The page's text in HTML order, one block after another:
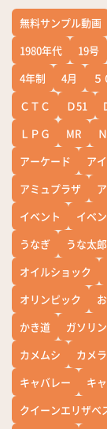
無料サンプル動画
1980年代
19号
4年制
4月
ＣＴＣ
Ｄ51
ＬＰＧ
MR
アーケード
ア
アミュプラザ
イベント
イベ
うなぎ
うな太郎
オイルショック
オリンピック
かき道
ガソリン
カメムシ
カメラ
キャバレー
キ
クイーンエリザベ